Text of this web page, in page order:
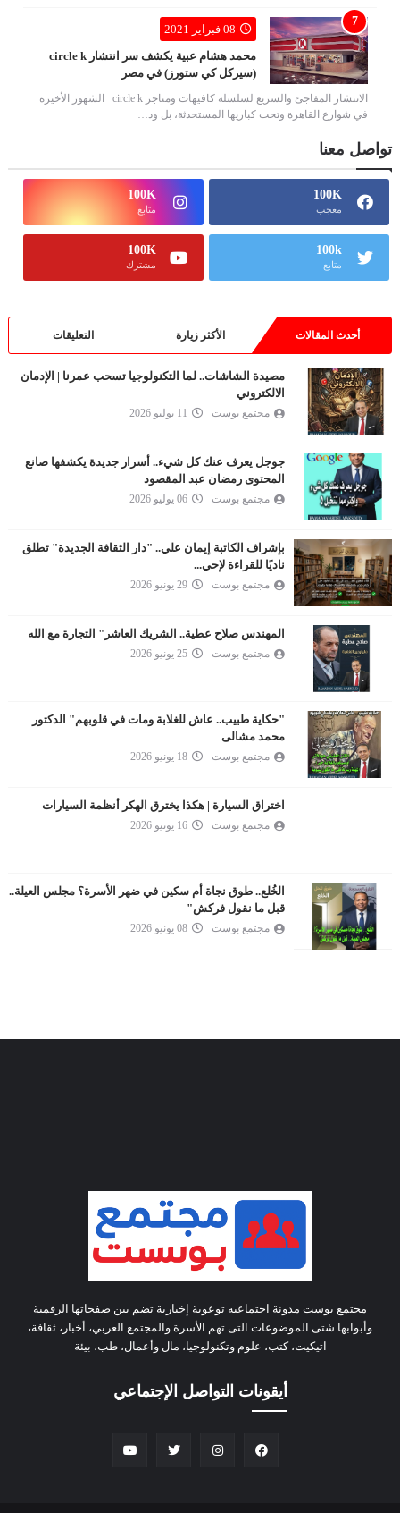
08 فبراير 2021
محمد هشام عبية يكشف سر انتشار circle k
(سيركل كي ستورز) في مصر
الانتشار المفاجئ والسريع لسلسلة كافيهات ومتاجر circle k الشهور الأخيرة
في شوارع القاهرة وتحت كباريها المستحدثة، بل ود…
تواصل معنا
100K
معجب
100K
متابع
100k
متابع
100K
مشترك
أحدث المقالات الأكثر زيارة التعليقات
مصيدة الشاشات.. لما التكنولوجيا تسحب عمرنا | الإدمان
الالكتروني
مجتمع بوست 11 يوليو 2026
جوجل يعرف عنك كل شيء.. أسرار جديدة يكشفها صانع
المحتوى رمضان عبد المقصود
مجتمع بوست 06 يوليو 2026
بإشراف الكاتبة إيمان علي.. "دار الثقافة الجديدة" تطلق
ناديًا للقراءة لإحي...
مجتمع بوست 29 يونيو 2026
المهندس صلاح عطية.. الشريك العاشر" التجارة مع الله
مجتمع بوست 25 يونيو 2026
"حكاية طبيب.. عاش للغلابة ومات في قلوبهم" الدكتور
محمد مشالى
مجتمع بوست 18 يونيو 2026
اختراق السيارة | هكذا يخترق الهكر أنظمة السيارات
مجتمع بوست 16 يونيو 2026
الخُلع.. طوق نجاة أم سكين في ضهر الأسرة؟ مجلس العيلة..
قبل ما نقول فركش"
مجتمع بوست 08 يونيو 2026
مجتمع بوست مدونة اجتماعيه توعوية إخبارية تضم بين صفحاتها الرقمية
وأبوابها شتى الموضوعات التى تهم الأسرة والمجتمع العربي، أخبار، ثقافة،
اتيكيت، كتب، علوم وتكنولوجيا، مال وأعمال، طب، بيئة
أيقونات التواصل الإجتماعي